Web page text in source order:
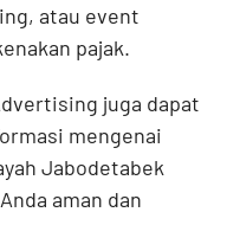
atau event
pajak.
juga dapat
mengenai
Jabodetabek
aman dan